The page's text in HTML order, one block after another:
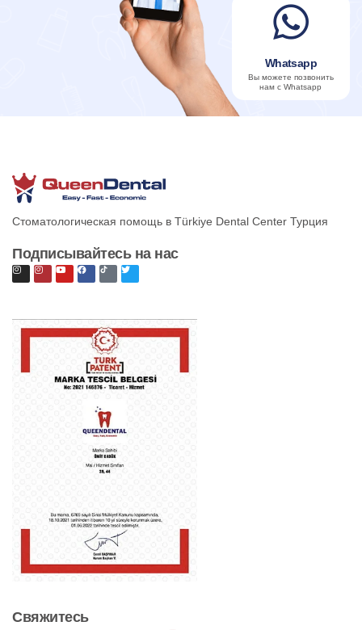
Whatsapp
Вы можете позвонить
нам с Whatsapp
Стоматологическая помощь в Türkiye Dental Center Турция
Подписывайтесь на нас
Свяжитесь